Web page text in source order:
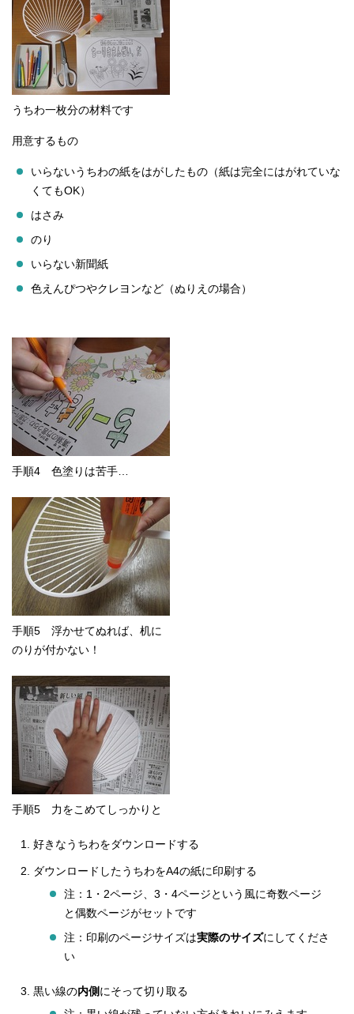
うちわ一枚分の材料です
用意するもの
いらないうちわの紙をはがしたもの（紙は完全にはがれていな
くてもOK）
はさみ
のり
いらない新聞紙
色えんぴつやクレヨンなど（ぬりえの場合）
手順4 色塗りは苦手…
手順5 浮かせてぬれば、机に
のりが付かない！
手順5 力をこめてしっかりと
好きなうちわをダウンロードする
ダウンロードしたうちわをA4の紙に印刷する
注：1・2ページ、3・4ページという風に奇数ページ
と偶数ページがセットです
注：印刷のページサイズは実際のサイズにしてくださ
い
黒い線の内側 にそって切り取る